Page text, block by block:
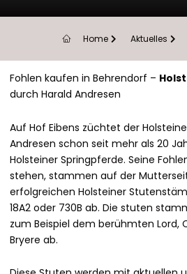
Home Aktuelles
Fohlen kaufen in Behrendorf –
durch Harald Andresen
Auf Hof Eibens züchtet der
Andresen schon seit mehr als 20
Holsteiner Springpferde. Seine
stehen, stammen auf der
erfolgreichen Holsteiner
18A2 oder 730B ab. Die stuten
zum Beispiel dem berühmten Lord,
Bryere ab.